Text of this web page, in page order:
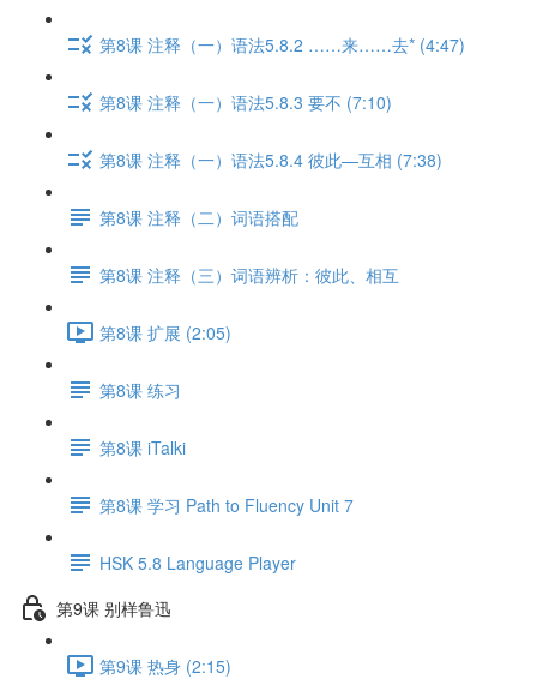
第8课 注释（一）语法5.8.2 ……来……去* (4:47)
第8课 注释（一）语法5.8.3 要不 (7:10)
第8课 注释（一）语法5.8.4 彼此—互相 (7:38)
第8课 注释（二）词语搭配
第8课 注释（三）词语辨析：彼此、相互
第8课 扩展 (2:05)
第8课 练习
第8课 iTalki
第8课 学习 Path to Fluency Unit 7
HSK 5.8 Language Player
第9课 别样鲁迅
第9课 热身 (2:15)